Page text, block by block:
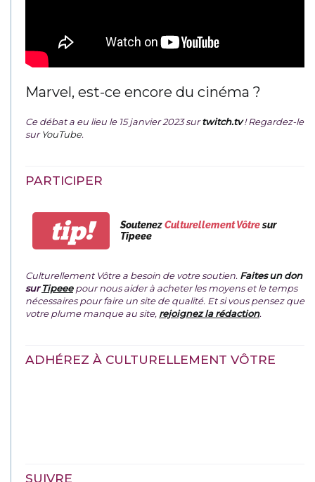
Marvel, est-ce encore du cinéma ?
Ce débat a eu lieu le 15 janvier 2023 surtwitch.tv ! Regardez-le
surYouTube.
PARTICIPER
tip! SoutenezCulturellement Vôtresur
Tipeee
Culturellement Vôtre a besoin de votre soutien. Faites un don
surTipeeepour nous aider à acheter les moyens et le temps
nécessaires pour faire un site de qualité. Et si vous pensez que
votre plume manque au site, rejoignez la rédaction.
ADHÉREZ À CULTURELLEMENT VÔTRE
SUIVRE